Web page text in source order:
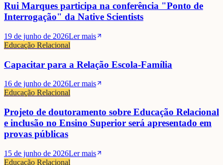
Rui Marques participa na conferência "Ponto de
Interrogação" da Native Scientists
19 de junho de 2026Ler mais
Educação Relacional
Capacitar para a Relação Escola-Família
16 de junho de 2026Ler mais
Educação Relacional
Projeto de doutoramento sobre Educação Relacional
e inclusão no Ensino Superior será apresentado em
provas públicas
15 de junho de 2026Ler mais
Educação Relacional